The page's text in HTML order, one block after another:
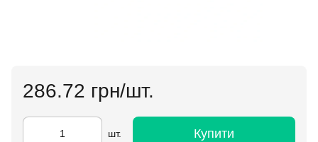
286.72 грн/шт.
шт. Купити